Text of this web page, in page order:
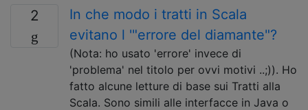
2
In che modo i tratti in Scala
evitano l '"errore del diamante"?
(Nota: ho usato 'errore' invece di
'problema' nel titolo per ovvi motivi ..;)). Ho
fatto alcune letture di base sui Tratti alla
Scala. Sono simili alle interfacce in Java o